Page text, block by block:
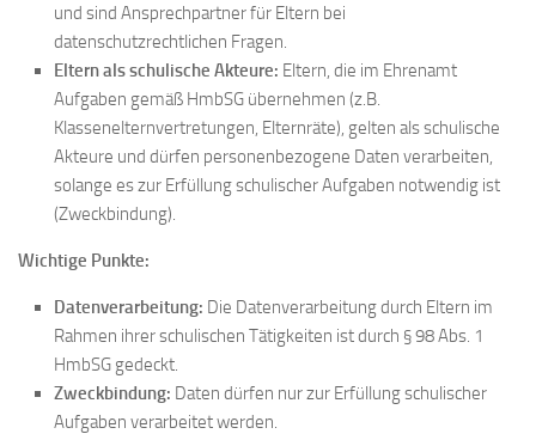
und sind Ansprechpartner für Eltern bei
datenschutzrechtlichen Fragen.
Eltern als schulische Akteure: Eltern, die im Ehrenamt
Aufgaben gemäß HmbSG übernehmen (z.B.
Klassenelternvertretungen, Elternräte), gelten als schulische
Akteure und dürfen personenbezogene Daten verarbeiten,
solange es zur Erfüllung schulischer Aufgaben notwendig ist
(Zweckbindung).
Wichtige Punkte:
Datenverarbeitung: Die Datenverarbeitung durch Eltern im
Rahmen ihrer schulischen Tätigkeiten ist durch § 98 Abs. 1
HmbSG gedeckt.
Zweckbindung: Daten dürfen nur zur Erfüllung schulischer
Aufgaben verarbeitet werden.